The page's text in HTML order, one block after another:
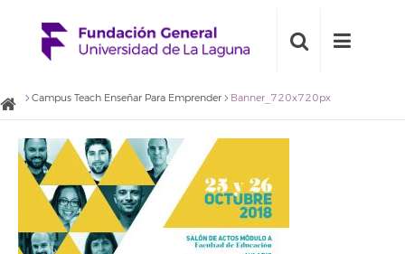
Campus Teach Enseñar Para Emprender Banner_720x720px